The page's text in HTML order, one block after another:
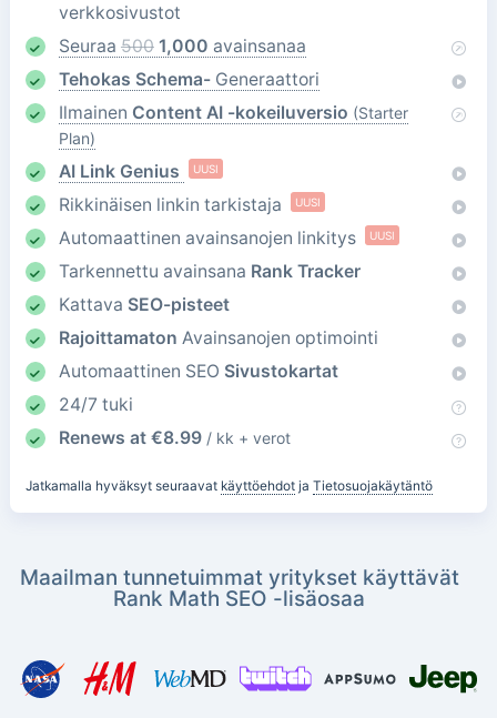
verkkosivustot
Seuraa 500 1,000 avainsanaa
Tehokas Schema-Generaattori
Ilmainen Content AI -kokeiluversio (Starter
Plan)
AI Link Genius UUSI
Rikkinäisen linkin tarkistaja UUSI
Automaattinen avainsanojen linkitys UUSI
Tarkennettu avainsana Rank Tracker
Kattava SEO-pisteet
Rajoittamaton Avainsanojen optimointi
Automaattinen SEO Sivustokartat
24/7 tuki
Renews at €8.99 / kk + verot
Jatkamalla hyväksyt seuraavat käyttöehdotja Tietosuojakäytäntö
Maailman tunnetuimmat yritykset käyttävät
Rank Math SEO -lisäosaa